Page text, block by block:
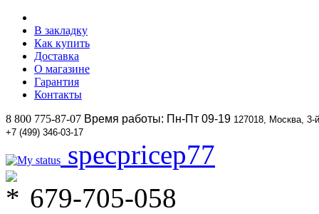
В закладку
Как купить
Доставка
О магазине
Гарантия
Контакты
8 800 775-87-07 Время работы: Пн-Пт 09-19 127018, Москва,
+7 (499) 346-03-17
specpricep77
679-705-058